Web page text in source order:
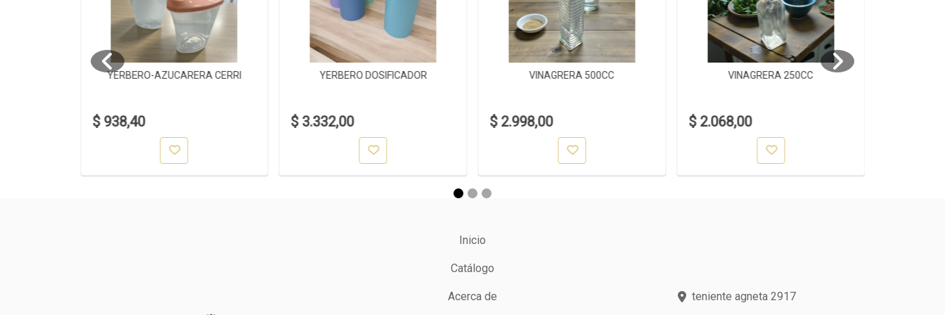
YERBERO-AZUCARERA CERRI
$ 938,40
YERBERO DOSIFICADOR
$ 3.332,00
VINAGRERA 500CC
$ 2.998,00
VINAGRERA 250CC
$ 2.068,00
Inicio
Catálogo
Acerca de teniente agneta 2917